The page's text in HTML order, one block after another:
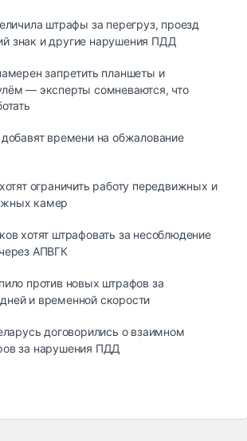
транспорт
Автосервис,
запчасти, шины
автохимия
Дзен
штрафы за перегруз, проезд
знак и другие нарушения ПДД
запретить планшеты и
— эксперты сомневаются, что
времени на обжалование
ограничить работу передвижных и
камер
хотят штрафовать за несоблюдение
АПВГК
против новых штрафов за
и временной скорости
договорились о взаимном
за нарушения ПДД